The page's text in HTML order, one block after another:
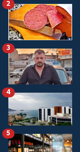
2
3
4
5